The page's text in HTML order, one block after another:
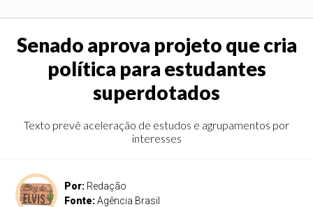
Senado aprova projeto que cria
política para estudantes
superdotados
Texto prevê aceleração de estudos e agrupamentos por
interesses
Por: Redação
Fonte:Agência Brasil